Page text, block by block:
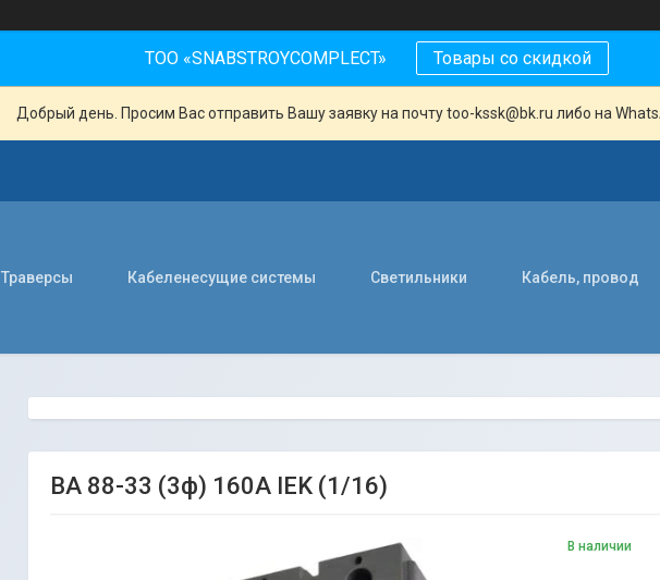
ТОО «SNABSTROYCOMPLECT» Товары со скидкой
Добрый день. Просим Вас отправить Вашу заявку на почту too-kssk@bk.ru либо на
Траверсы Кабеленесущие системы Светильники Кабель, провод
ВА 88-33 (3ф) 160А IEK (1/16)
В наличии